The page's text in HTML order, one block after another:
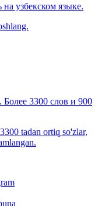
узбекском языке.
Более 3300 слов и 900
tadan ortiq so'zlar,